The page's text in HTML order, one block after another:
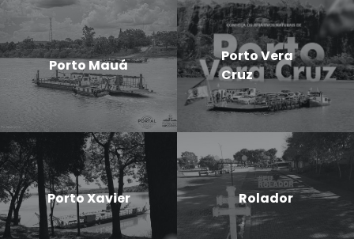
Porto Mauá
Porto Vera
Cruz
Porto Xavier Rolador